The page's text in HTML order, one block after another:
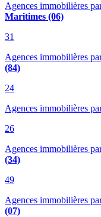
Agences immobilières
Maritimes (06)
31
Agences immobilières
(84)
24
Agences immobilières
26
Agences immobilières
(34)
49
Agences immobilières
(07)